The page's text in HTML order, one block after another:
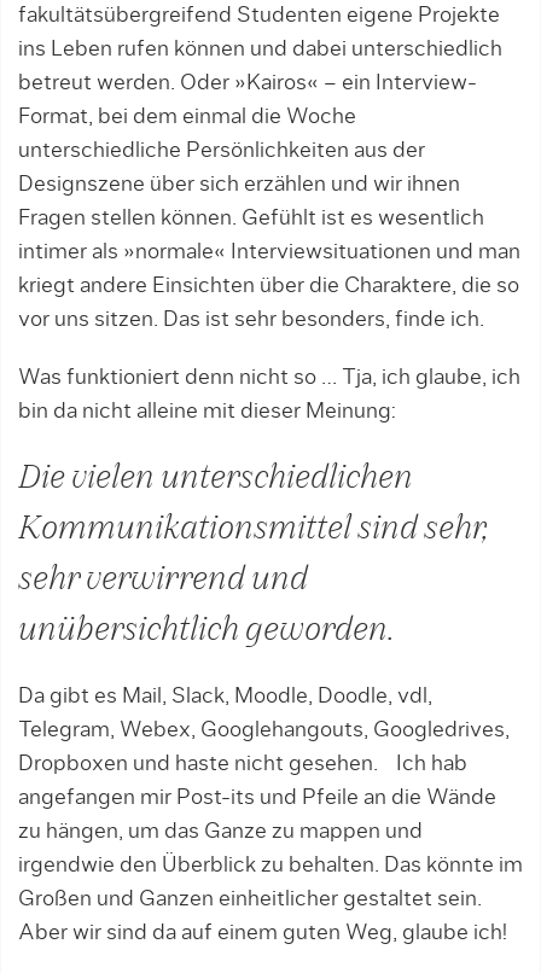
fakultätsübergreifend Studenten eigene Projekte
ins Leben rufen können und dabei unterschiedlich
betreut werden. Oder »Kairos« – ein Interview-
Format, bei dem einmal die Woche
unterschiedliche Persönlichkeiten aus der
Designszene über sich erzählen und wir ihnen
Fragen stellen können. Gefühlt ist es wesentlich
intimer als »normale« Interviewsituationen und man
kriegt andere Einsichten über die Charaktere, die so
vor uns sitzen. Das ist sehr besonders, finde ich.
Was funktioniert denn nicht so … Tja, ich glaube, ich
bin da nicht alleine mit dieser Meinung:
Die vielen unterschiedlichen
Kommunikationsmittel sind sehr,
sehr verwirrend und
unübersichtlich geworden.
Da gibt es Mail, Slack, Moodle, Doodle, vdl,
Telegram, Webex, Googlehangouts, Googledrives,
Dropboxen und haste nicht gesehen. Ich hab
angefangen mir Post-its und Pfeile an die Wände
zu hängen, um das Ganze zu mappen und
irgendwie den Überblick zu behalten. Das könnte im
Großen und Ganzen einheitlicher gestaltet sein.
Aber wir sind da auf einem guten Weg, glaube ich!